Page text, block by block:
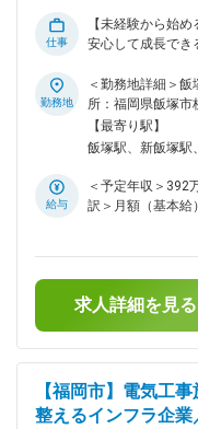
オリジナルユニ
い ・当社の魅力
変更の範囲：会社
仕事
【未経験から始
安心して成長できる環境です】 ■業
おける品質・工
場での円滑な進行
します。事業部
る体制を整えています。 ■業務詳細 具体的
ルールの徹底、コ
スタッフや協力会
現を目指します。 ■教育体制 入社後1か月間はグループ研修プ
ログラムに参加し
の流れを学びます
福岡などの営業
仕組みです。 ■組織構成 若手社員が多く、部署内外で顔なじ
みを作りやすい
がら成長できる環境が整っ
研修と手厚いOJT
勤務地
＜勤務地詳細＞
所：福岡県飯塚市
の範囲：無
【最寄り駅】
飯塚駅、新飯塚駅
給与
＜予定年収＞392
訳＞月額（基本給
＋業績賞与、固
える超過分は別途
選考を通じて上
求人詳細を見る
【福岡市】電気工
整えるインフラ企